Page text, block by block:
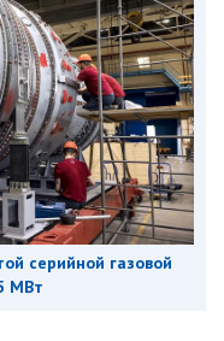
серийной газовой
МВт